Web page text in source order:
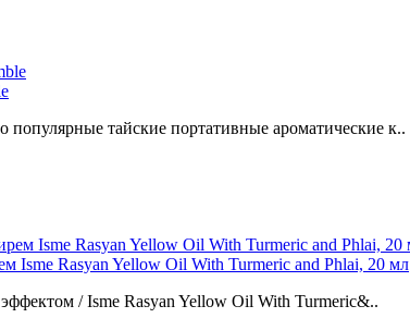
тайские портативные ароматические к..
Isme Rasyan Yellow Oil With Turmeric and Phlai, 20 мл
/ Isme Rasyan Yellow Oil With Turmeric&..